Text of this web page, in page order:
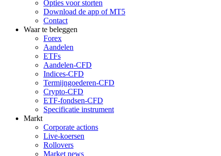
Opties voor storten
Download de app of MT5
Contact
Waar te beleggen
Forex
Aandelen
ETFs
Aandelen-CFD
Indices-CFD
Termijngoederen-CFD
Crypto-CFD
ETF-fondsen-CFD
Specificatie instrument
Markt
Corporate actions
Live-koersen
Rollovers
Market news